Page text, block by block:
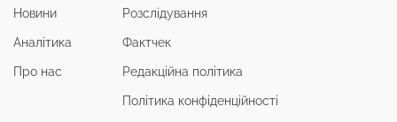
Новини
Аналітика
Про нас
Розслідування
Фактчек
Редакційна політика
Політика конфіденційності